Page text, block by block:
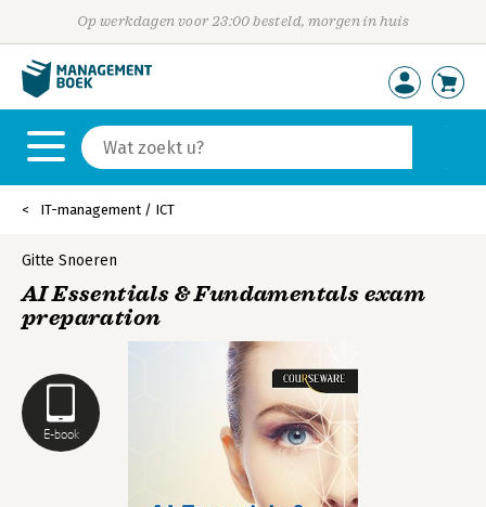
Op werkdagen voor 23:00 besteld, morgen in huis
IT-management / ICT
E-book
Gitte Snoeren
AI Essentials & Fundamentals exam
preparation